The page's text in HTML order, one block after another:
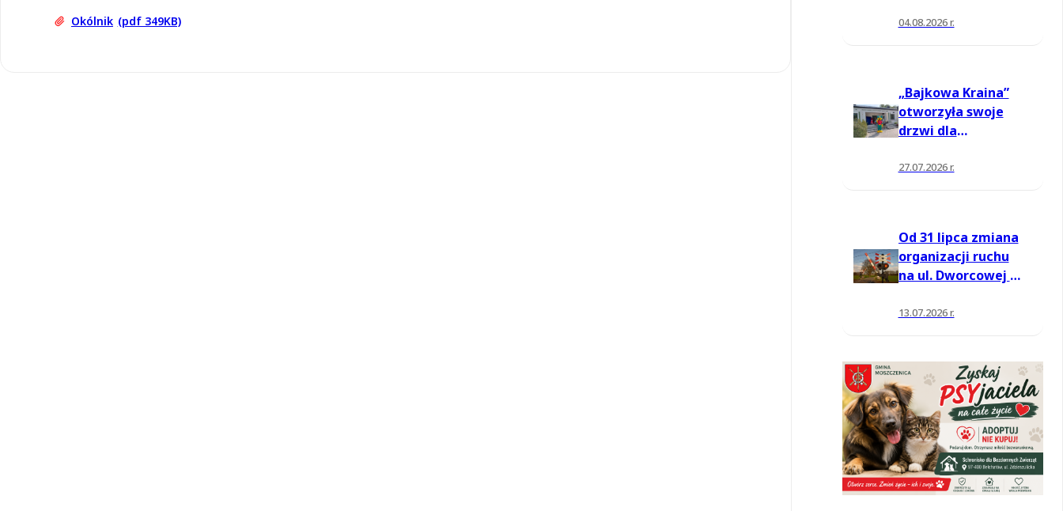
Okólnik (pdf 349KB)
informowania dla
04.08.2026 r.
„Bajkowa Kraina”
otworzyła swoje
drzwi dla
27.07.2026 r.
Od 31 lipca zmiana
organizacji ruchu
na ul. Dworcowej w
13.07.2026 r.